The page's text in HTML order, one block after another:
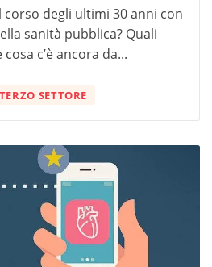
corso degli ultimi 30 anni con
sanità pubblica? Quali
c’è ancora da...
SETTORE